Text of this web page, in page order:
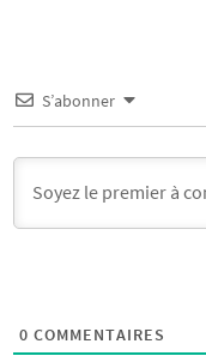
S’abonner
0 COMMENTAIRES